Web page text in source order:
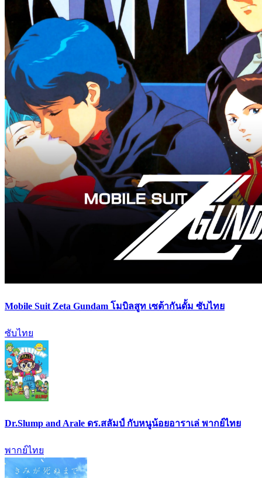
Mobile Suit Zeta Gundam โมบิลสูท เซต้ากันดั้ม ซับไทย
ซับไทย
Dr.Slump and Arale ดร.สลัมป์ กับหนูน้อยอาราเล่ พากย์ไทย
พากย์ไทย